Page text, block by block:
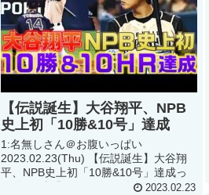
【伝説誕生】大谷翔平、NPB
史上初「10勝&10号」達成
1:名無しさん＠お腹いっぱい
2023.02.23(Thu) 【伝説誕生】大谷翔
平、NPB史上初「10勝&10号」達成っ
て動画が話題らしいぞ 2:名無しさん＠
2023.02.23